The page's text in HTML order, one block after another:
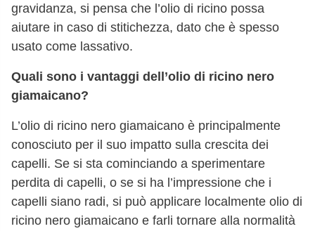
gravidanza, si pensa che l’olio di ricino possa
aiutare in caso di stitichezza, dato che è spesso
usato come lassativo.
Quali sono i vantaggi dell’olio di ricino nero
giamaicano?
L’olio di ricino nero giamaicano è principalmente
conosciuto per il suo impatto sulla crescita dei
capelli. Se si sta cominciando a sperimentare
perdita di capelli, o se si ha l’impressione che i
capelli siano radi, si può applicare localmente olio di
ricino nero giamaicano e farli tornare alla normalità